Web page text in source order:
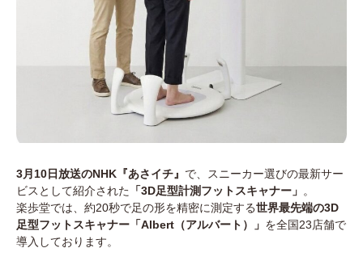
3月10日放送のNHK『あさイチ』 で、スニーカー選びの最新サー
ビスとして紹介された 「3D足型計測フットスキャナー」 。
楽歩堂では、約20秒で足の形を精密に測定する世界最先端の3D
足型フットスキャナー「Albert（アルバート）」 を全国23店舗で
導入しております。